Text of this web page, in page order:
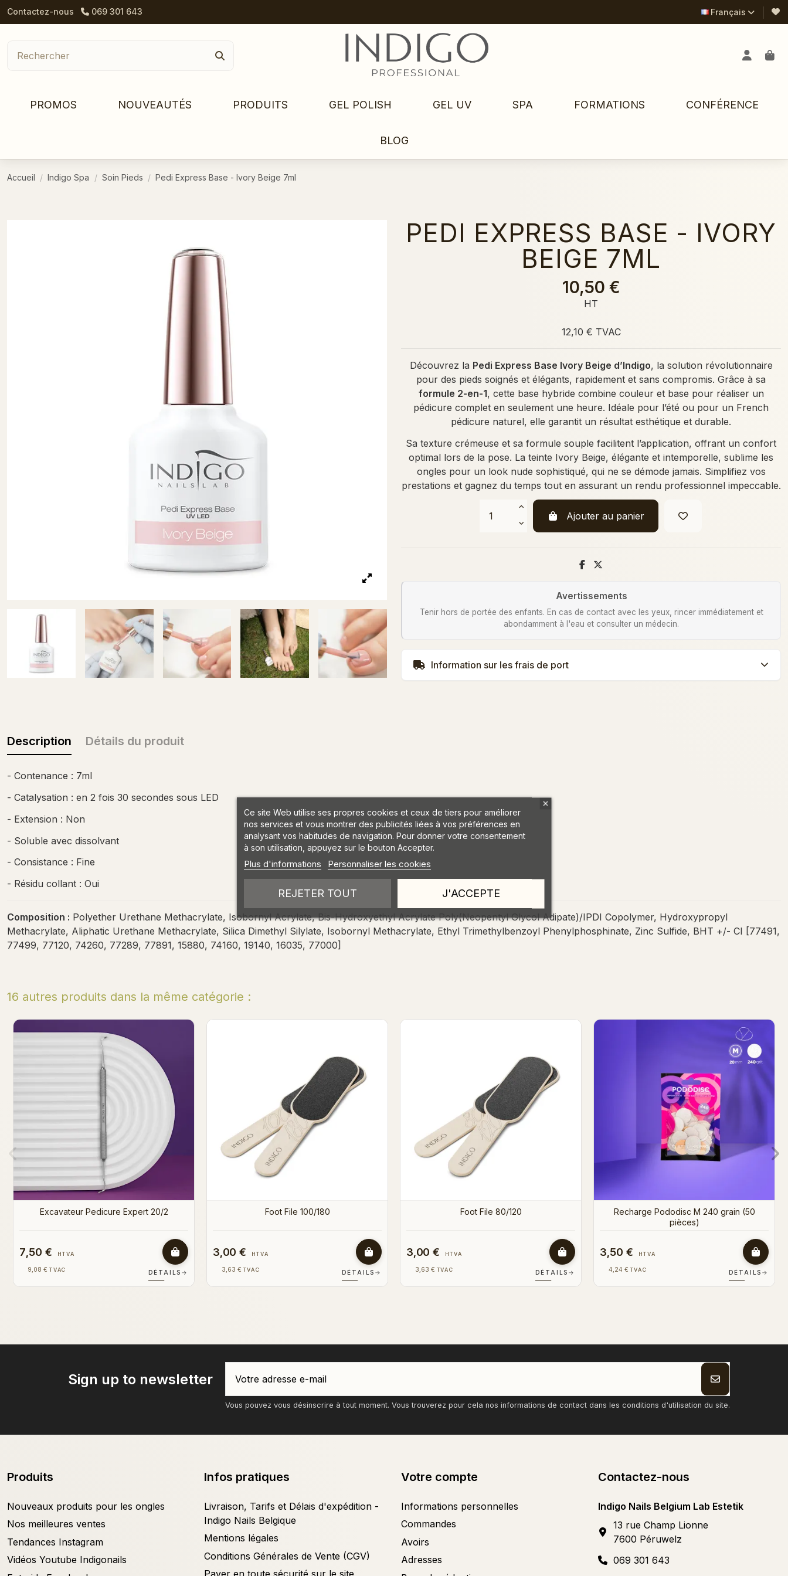
Contactez-nous 069 301 643 Français
PROMOS NOUVEAUTÉS PRODUITS GEL POLISH GEL UV SPA FORMATIONS CONFÉRENCE
BLOG
Accueil Indigo Spa Soin Pieds Pedi Express Base - Ivory Beige 7ml
PEDI EXPRESS BASE - IVORY
BEIGE 7ML
10,50 €
HT
12,10 € TVAC
Découvrez la Pedi Express Base Ivory Beige d’Indigo, la solution révolutionnaire
pour des pieds soignés et élégants, rapidement et sans compromis. Grâce à sa
formule 2-en-1, cette base hybride combine couleur et base pour réaliser un
pédicure complet en seulement une heure. Idéale pour l’été ou pour un French
pédicure naturel, elle garantit un résultat esthétique et durable.
Sa texture crémeuse et sa formule souple facilitent l’application, offrant un confort
optimal lors de la pose. La teinte Ivory Beige, élégante et intemporelle, sublime les
ongles pour un look nude sophistiqué, qui ne se démode jamais. Simplifiez vos
prestations et gagnez du temps tout en assurant un rendu professionnel impeccable.
Ajouter au panier
Avertissements
Tenir hors de portée des enfants. En cas de contact avec les yeux, rincer immédiatement et
abondamment à l'eau et consulter un médecin.
Information sur les frais de port
Description Détails du produit
- Contenance : 7ml
- Catalysation : en 2 fois 30 secondes sous LED
- Extension : Non
- Soluble avec dissolvant
- Consistance : Fine
- Résidu collant : Oui
Composition : Polyether Urethane Methacrylate, Isobornyl Acrylate, Bis-Hydroxyethyl Acrylate Poly(Neopentyl Glycol Adipate)/IPDI Copolymer, Hydroxypropyl
Methacrylate, Aliphatic Urethane Methacrylate, Silica Dimethyl Silylate, Isobornyl Methacrylate, Ethyl Trimethylbenzoyl Phenylphosphinate, Zinc Sulfide, BHT +/- CI [77491,
77499, 77120, 74260, 77289, 77891, 15880, 74160, 19140, 16035, 77000]
16 autres produits dans la même catégorie :
Pedi Express Base - Himalaya Salt 7ml
10,50 € HTVA
12,71 € TVAC DÉTAILS →
3,50 € HTVA
4,24 € TVAC DÉTAILS →
18,00 € HTVA
21,78 € TVAC DÉTAILS →
20,50 € HTVA
24,81 € TVAC DÉTAILS →
Sign up to newsletter
Vous pouvez vous désinscrire à tout moment. Vous trouverez pour cela nos informations de contact dans les conditions d'utilisation du site.
Produits
Nouveaux produits pour les ongles
Nos meilleures ventes
Tendances Instagram
Vidéos Youtube Indigonails
Infos pratiques
Livraison, Tarifs et Délais d'expédition -
Indigo Nails Belgique
Mentions légales
Conditions Générales de Vente (CGV)
Votre compte
Informations personnelles
Commandes
Avoirs
Adresses
Contactez-nous
Indigo Nails Belgium Lab Estetik
13 rue Champ Lionne
7600 Péruwelz
069 301 643
Ce site Web utilise ses propres cookies et ceux de tiers pour améliorer
nos services et vous montrer des publicités liées à vos préférences en
analysant vos habitudes de navigation. Pour donner votre consentement
à son utilisation, appuyez sur le bouton Accepter.
Plus d'informations Personnaliser les cookies
REJETER TOUT J'ACCEPTE